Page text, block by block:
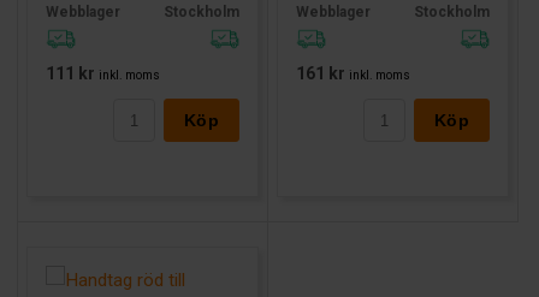
Webblager
Stockholm
111 kr inkl. moms
Köp
Webblager
Stockholm
161 kr inkl. moms
Köp